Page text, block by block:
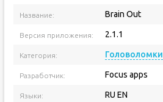
Название: Brain Out
Версия приложения: 2.1.1
Категория: Головоломки
Разработчик: Focus apps
Языки: RU EN